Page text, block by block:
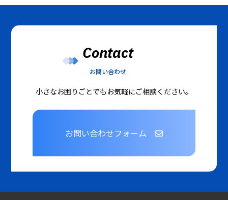
Contact
お問い合わせ
小さなお困りごとでもお気軽にご相談ください。
お問い合わせフォーム